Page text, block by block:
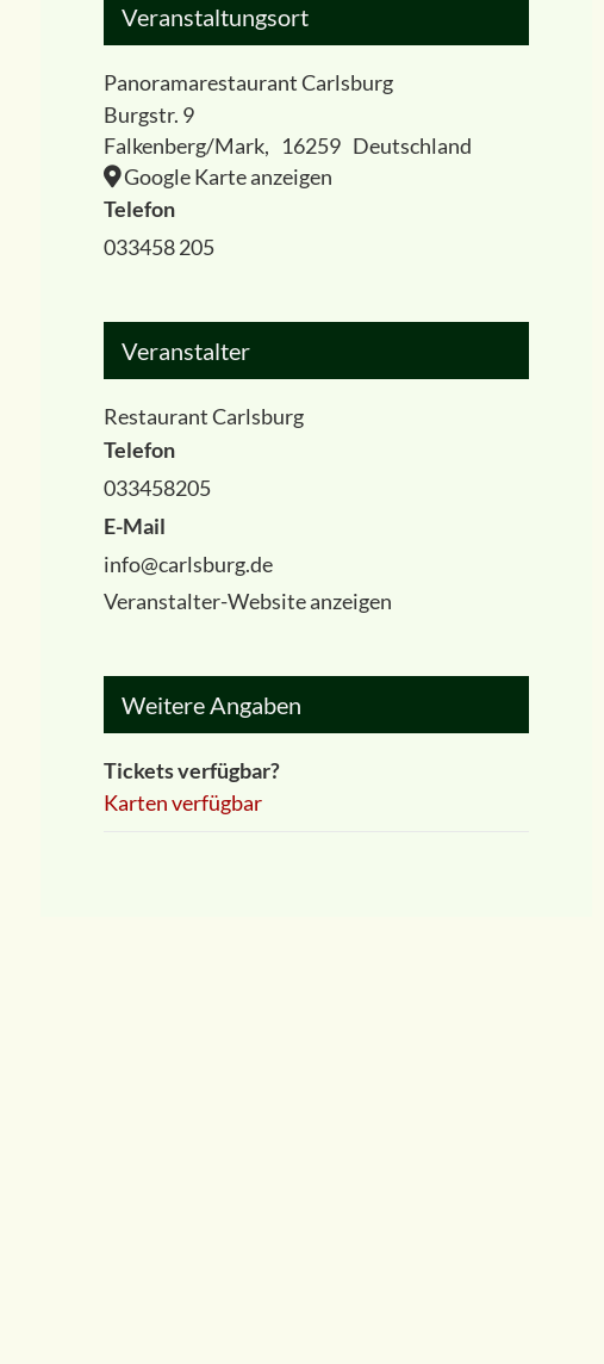
Veranstaltungsort
Panoramarestaurant Carlsburg
Burgstr. 9
Falkenberg/Mark, 16259 Deutschland
Google Karte anzeigen
Telefon
033458 205
Veranstalter
Restaurant Carlsburg
Telefon
033458205
E-Mail
info@carlsburg.de
Veranstalter-Website anzeigen
Weitere Angaben
Tickets verfügbar?
Karten verfügbar